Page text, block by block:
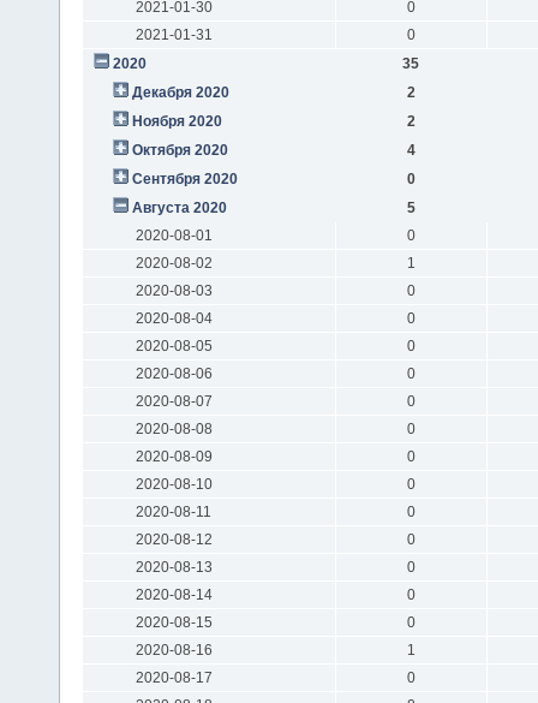
2021-01-30
0
2021-01-31
0
2020
35
Декабря 2020
2
Ноября 2020
2
Октября 2020
4
Сентября 2020
0
Августа 2020
5
2020-08-01
0
2020-08-02
1
2020-08-03
0
2020-08-04
0
2020-08-05
0
2020-08-06
0
2020-08-07
0
2020-08-08
0
2020-08-09
0
2020-08-10
0
2020-08-11
0
2020-08-12
0
2020-08-13
0
2020-08-14
0
2020-08-15
0
2020-08-16
1
2020-08-17
0